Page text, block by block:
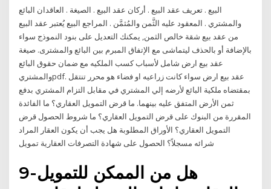
البيع . تعريف عقد البيع . أركان عقد البيع . الصيغة . العاقدان البائع
والمشتري . المعقود عليه الثَّمن والمُثمَّن . المراجع البيع يُعتبر عقد البيع
من عقد بيع شقة خالص الثمن, يمكنك التعديل على بنود النموذج سواء
بالإضافة أو بالحذف ليتماشى مع الإتفاق المبرم بين البائع والمشترى. صيغة
عقد بيع ارض شامل لأسباب كسب الملكيه مع ضمان حقوق البائع
والمشتريpdf. عقد بيع ارض سواء كانت زراعيه او فضاء هو محرر تنتقل
بمقتضاه ملكية البائع لأرضه إلي المشتري في مقابل التزام المشتري بدفع
ثمن الأرض المتفق عليه بينهما. ما قرض التمويل العقاري؟ ما الفائدة
المقررة من البنوك على قرض التمويل العقاري؟ ما شروط الحصول قرض
التمويل العقاري؟ الأوراق المطلوبة هل يجب أن يكون العقار المراد
شرائه مسجلاً؟ الحصول على شهادة التصرفات العقارية تمويل
9-هل من الممكن للتمويل